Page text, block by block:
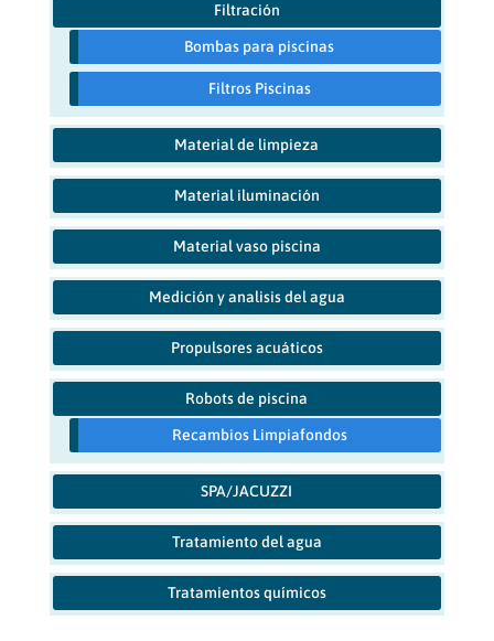
Filtración
Bombas para piscinas
Filtros Piscinas
Material de limpieza
Material iluminación
Material vaso piscina
Medición y analisis del agua
Propulsores acuáticos
Robots de piscina
Recambios Limpiafondos
SPA/JACUZZI
Tratamiento del agua
Tratamientos químicos